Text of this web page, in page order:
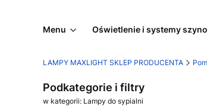
Menu Oświetlenie i systemy
LAMPY MAXLIGHT SKLEP PRODUCENTA
Podkategorie i filtry
w kategorii: Lampy do sypialni